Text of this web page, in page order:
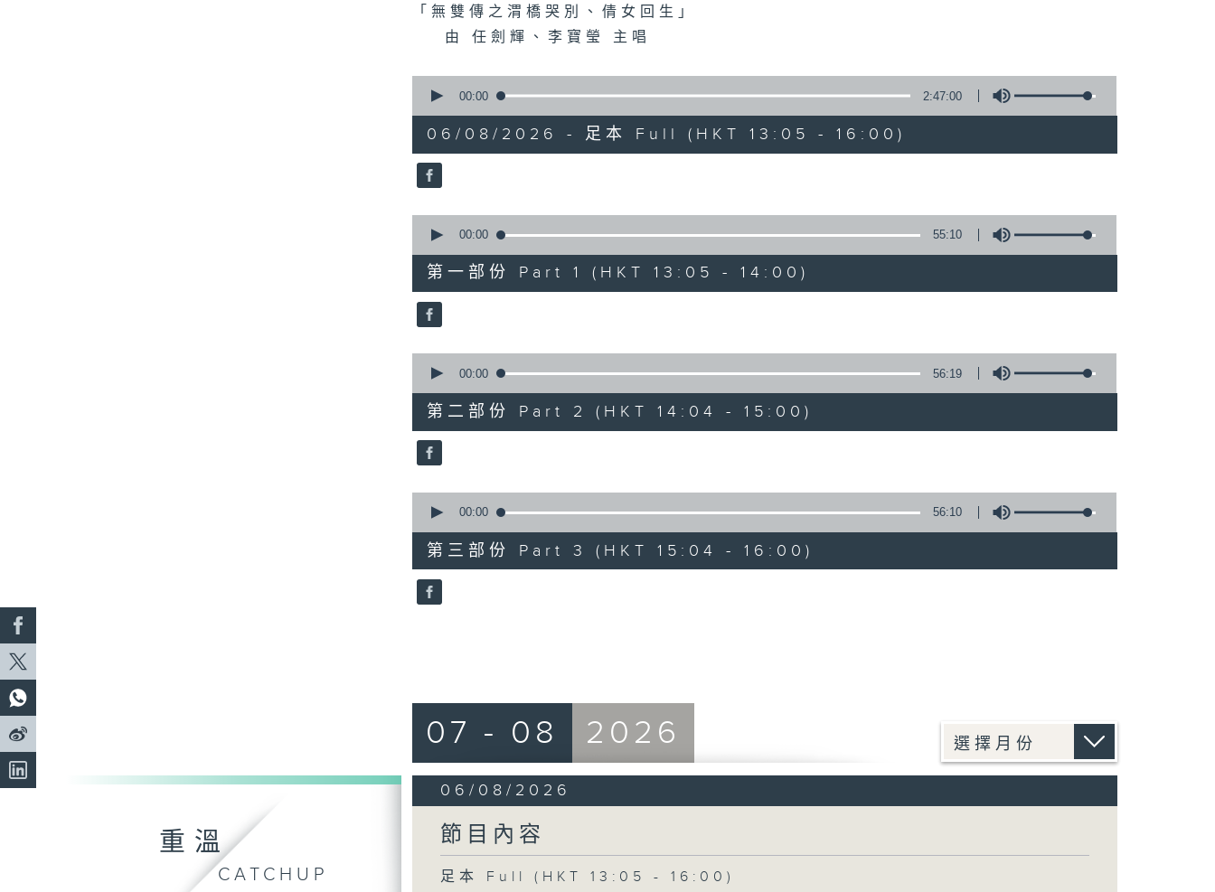
「無雙傳之渭橋哭別、倩女回生」
由 任劍輝、李寶瑩 主唱
seconds
hours,
47
minutes,
0
90%
00:00 2:47:00
06/08/2026 - 足本 Full (HKT 13:05 - 16:00)
seconds
55
minutes,
10
seconds
90%
00:00 55:10
第一部份 Part 1 (HKT 13:05 - 14:00)
seconds
56
minutes,
19
seconds
90%
00:00 56:19
第二部份 Part 2 (HKT 14:04 - 15:00)
seconds
56
minutes,
10
seconds
90%
00:00 56:10
第三部份 Part 3 (HKT 15:04 - 16:00)
重溫
CATCHUP
07 - 08 2026
06/08/2026
節目內容
足本 Full (HKT 13:05 - 16:00)